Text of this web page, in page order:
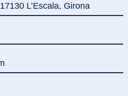
L’Escala, Girona